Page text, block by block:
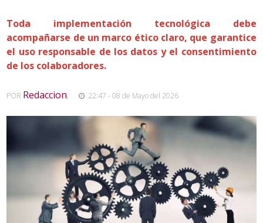
Toda implementación tecnológica debe
acompañarse de un marco ético claro, que garantice
el uso responsable de los datos y el consentimiento
de los colaboradores.
POR Redaccion, 22:47 - 08 de Mayo del 2026